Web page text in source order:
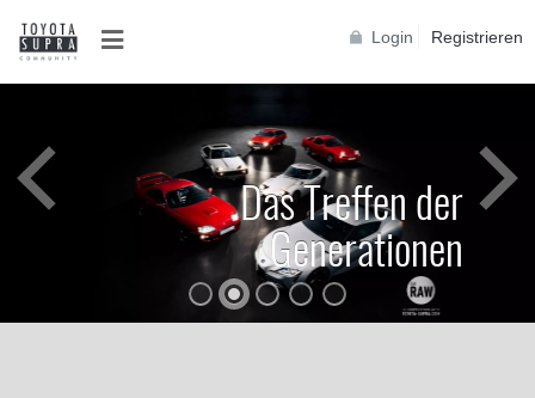
Login Registrieren
Das Treffen der
Generationen